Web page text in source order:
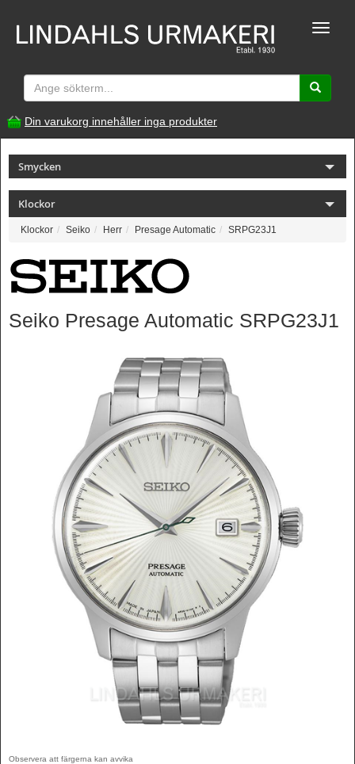
Toggle
Din varukorg innehåller inga produkter
Smycken
Klockor
Klockor Seiko Herr Presage Automatic SRPG23J1
Seiko Presage Automatic SRPG23J1
Observera att färgerna kan avvika